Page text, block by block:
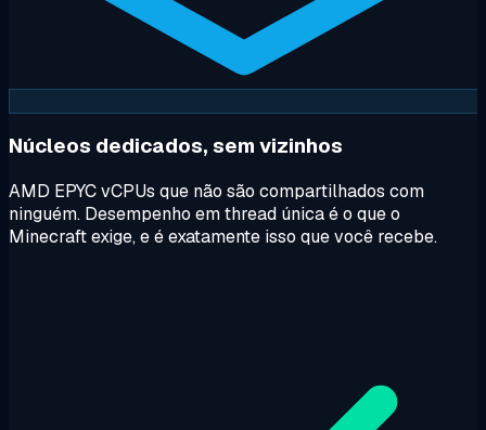
Núcleos dedicados, sem vizinhos
AMD EPYC vCPUs que não são compartilhados com
ninguém. Desempenho em thread única é o que o
Minecraft exige, e é exatamente isso que você recebe.